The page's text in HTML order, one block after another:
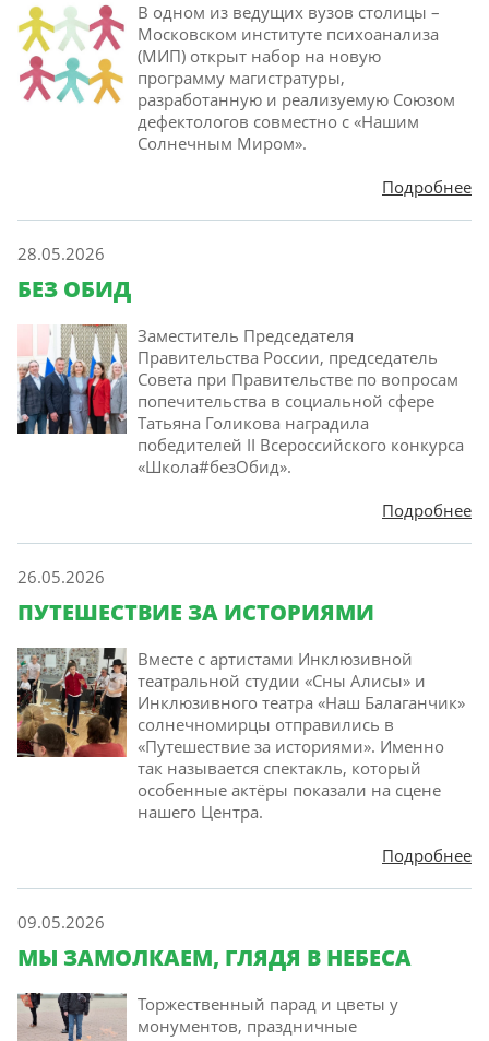
В одном из ведущих вузов столицы –
Московском институте психоанализа
(МИП) открыт набор на новую
программу магистратуры,
разработанную и реализуемую Союзом
дефектологов совместно с «Нашим
Солнечным Миром».
Подробнее
28.05.2026
БЕЗ ОБИД
Заместитель Председателя
Правительства России, председатель
Совета при Правительстве по вопросам
попечительства в социальной сфере
Татьяна Голикова наградила
победителей II Всероссийского конкурса
«Школа#безОбид».
Подробнее
26.05.2026
ПУТЕШЕСТВИЕ ЗА ИСТОРИЯМИ
Вместе с артистами Инклюзивной
театральной студии «Сны Алисы» и
Инклюзивного театра «Наш Балаганчик»
солнечномирцы отправились в
«Путешествие за историями». Именно
так называется спектакль, который
особенные актёры показали на сцене
нашего Центра.
Подробнее
09.05.2026
МЫ ЗАМОЛКАЕМ, ГЛЯДЯ В НЕБЕСА
Торжественный парад и цветы у
монументов, праздничные